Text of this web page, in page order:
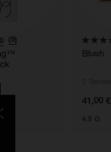
(9)
Blush
41,00 €
4.8 G